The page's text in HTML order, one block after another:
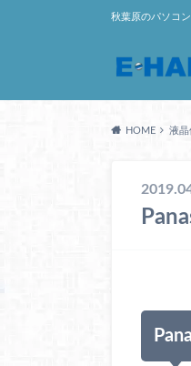
秋葉原のパソコ
HOME 液晶